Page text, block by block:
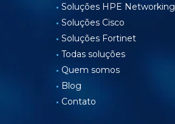
Soluções HPE Networking
Soluções Cisco
Soluções Fortinet
Todas soluções
Quem somos
Blog
Contato